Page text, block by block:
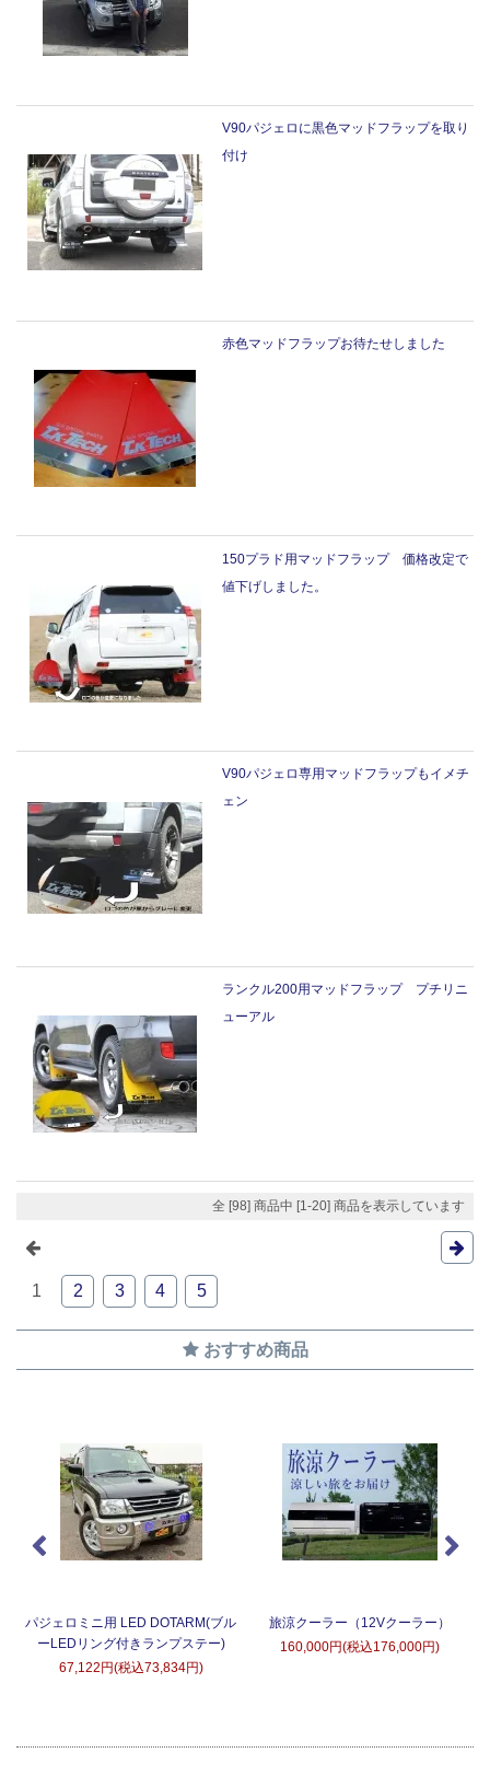
V90パジェロに黒色マッドフラップを取り
付け
赤色マッドフラップお待たせしました
150プラド用マッドフラップ 価格改定で
値下げしました。
V90パジェロ専用マッドフラップもイメチ
ェン
ランクル200用マッドフラップ プチリニ
ューアル
全 [98] 商品中 [1-20] 商品を表示しています
1 2 3 4 5
おすすめ商品
パジェロミニ用 LED DOTARM(ブル
ーLEDリング付きランプステー)
67,122円(税込73,834円)
旅涼クーラー（12Vクーラー）
160,000円(税込176,000円)